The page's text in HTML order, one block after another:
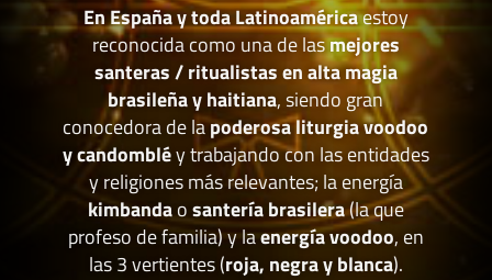
En España y toda Latinoaméricaestoy
reconocida como una de lasmejores
santeras / ritualistas en alta magia
brasileña y haitiana, siendo gran
conocedora de lapoderosa liturgia voodoo
y candombléy trabajando con las entidades
y religiones más relevantes; la energía
kimbandaosantería brasilera(la que
profeso de familia) y laenergía voodoo, en
las 3 vertientes (roja, negra y blanca).